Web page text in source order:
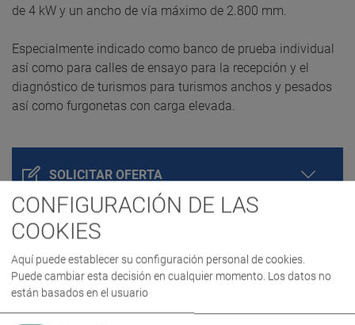
de 4 kW y un ancho de vía máximo de 2.800 mm.
Especialmente indicado como banco de prueba individual
así como para calles de ensayo para la recepción y el
diagnóstico de turismos para turismos anchos y pesados
así como furgonetas con carga elevada.
SOLICITAR OFERTA
CONFIGURACIÓN DE LAS
COOKIES
Aquí puede establecer su configuración personal de cookies.
Puede cambiar esta decisión en cualquier momento. Los datos no
están basados en el usuario